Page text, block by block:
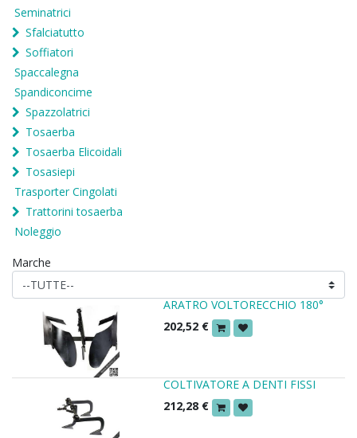
Seminatrici
Sfalciatutto
Soffiatori
Spaccalegna
Spandiconcime
Spazzolatrici
Tosaerba
Tosaerba Elicoidali
Tosasiepi
Trasporter Cingolati
Trattorini tosaerba
Noleggio
Marche
ARATRO VOLTORECCHIO 180°
202,52 €
COLTIVATORE A DENTI FISSI
212,28 €